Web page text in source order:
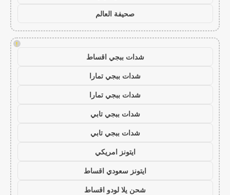
صحيفة العالم
!
شدات ببجي اقساط
شدات ببجي تمارا
شدات ببجي تمارا
شدات ببجي تابي
شدات ببجي تابي
ايتونز امريكي
ايتونز سعودي اقساط
شحن يلا لودو اقساط